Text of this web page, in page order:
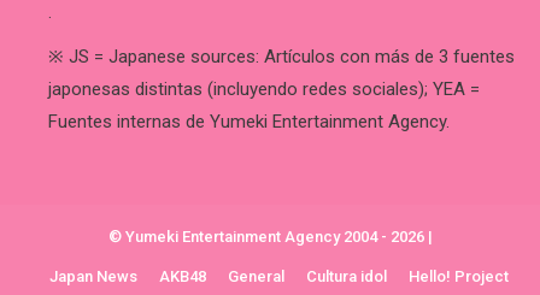
.
※ JS = Japanese sources: Artículos con más de 3 fuentes
japonesas distintas (incluyendo redes sociales); YEA =
Fuentes internas de Yumeki Entertainment Agency.
© Yumeki Entertainment Agency 2004 - 2026 |
Japan News AKB48 General Cultura idol Hello! Project